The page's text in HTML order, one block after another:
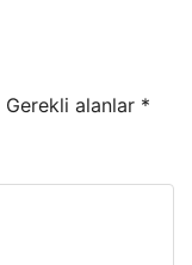
Gerekli alanlar *